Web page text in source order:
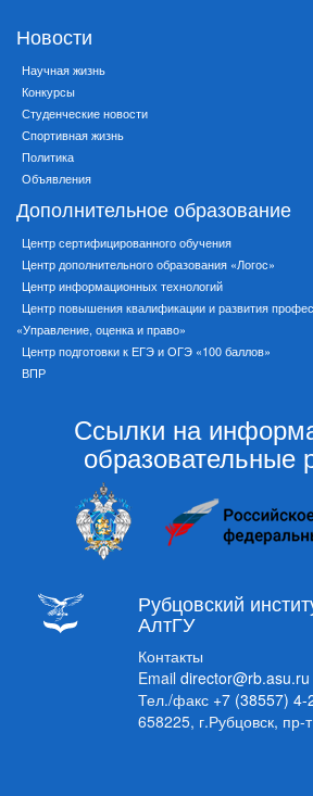
Новости
Научная жизнь
Конкурсы
Студенческие новости
Спортивная жизнь
Политика
Объявления
Дополнительное образование
Центр сертифицированного обучения
Центр дополнительного образования «Логос»
Центр информационных технологий
Центр повышения квалификации и развития
«Управление, оценка и право»
Центр подготовки к ЕГЭ и ОГЭ «100 баллов»
ВПР
Ссылки на
образовательные
Рубцовский
АлтГУ
Контакты
Email director@rb.asu.ru
Тел./факс +7 (38557) 4-
658225, г.Рубцовск,